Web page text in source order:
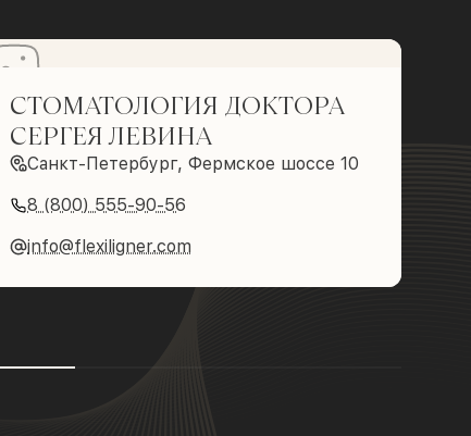
СТОМАТОЛОГИЯ ДОКТОРА
СЕРГЕЯ ЛЕВИНА
Санкт-Петербург, Фермское шоссе 10
8 (800) 555-90-56
info@flexiligner.com